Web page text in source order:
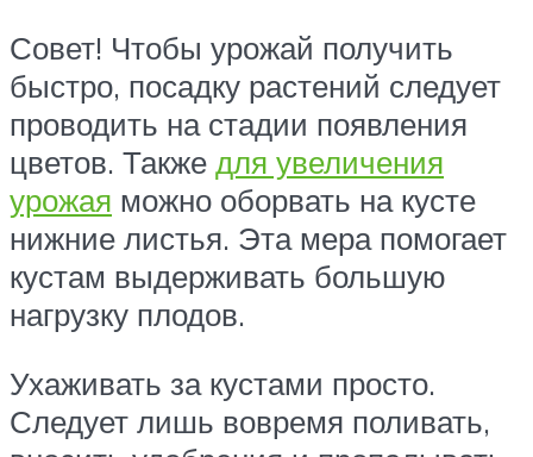
Совет! Чтобы урожай получить
быстро, посадку растений следует
проводить на стадии появления
цветов. Также для увеличения
урожая можно оборвать на кусте
нижние листья. Эта мера помогает
кустам выдерживать большую
нагрузку плодов.
Ухаживать за кустами просто.
Следует лишь вовремя поливать,